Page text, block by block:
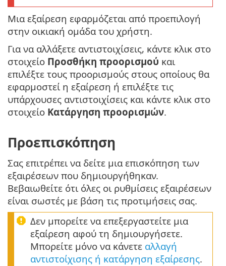
Μια εξαίρεση εφαρμόζεται από προεπιλογή
στην οικιακή ομάδα του χρήστη.
Για να αλλάξετε αντιστοιχίσεις, κάντε κλικ στο
στοιχείο Προσθήκη προορισμού και
επιλέξτε τους προορισμούς στους οποίους θα
εφαρμοστεί η εξαίρεση ή επιλέξτε τις
υπάρχουσες αντιστοιχίσεις και κάντε κλικ στο
στοιχείο Κατάργηση προορισμών.
Προεπισκόπηση
Σας επιτρέπει να δείτε μια επισκόπηση των
εξαιρέσεων που δημιουργήθηκαν.
Βεβαιωθείτε ότι όλες οι ρυθμίσεις εξαιρέσεων
είναι σωστές με βάση τις προτιμήσεις σας.
Δεν μπορείτε να επεξεργαστείτε μια
εξαίρεση αφού τη δημιουργήσετε.
Μπορείτε μόνο να κάνετε αλλαγή
αντιστοίχισης ή κατάργηση εξαίρεσης.